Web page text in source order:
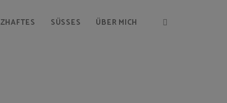
SÜSSES ÜBER MICH